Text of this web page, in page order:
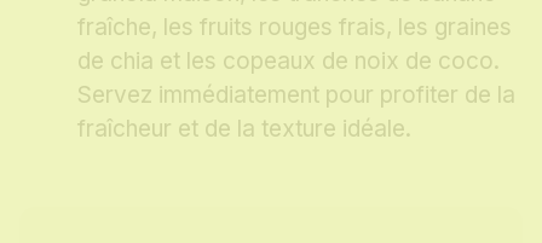
fraîche, les fruits rouges frais, les graines
de chia et les copeaux de noix de coco.
Servez immédiatement pour profiter de la
fraîcheur et de la texture idéale.